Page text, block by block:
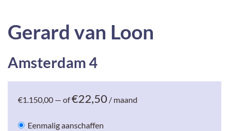
Gerard van Loon
Amsterdam 4
€1.150,00 — of€22,50 / maand
Eenmalig aanschaffen